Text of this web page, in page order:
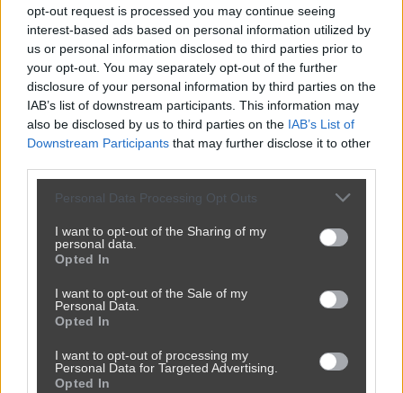
opt-out request is processed you may continue seeing
interest-based ads based on personal information utilized by
us or personal information disclosed to third parties prior to
your opt-out. You may separately opt-out of the further
disclosure of your personal information by third parties on the
IAB’s list of downstream participants. This information may
also be disclosed by us to third parties on the IAB’s List of
Downstream Participants that may further disclose it to other
Personal Data Processing Opt Outs
I want to opt-out of the Sharing of my
personal data.
Opted In
I want to opt-out of the Sale of my
Personal Data.
Opted In
I want to opt-out of processing my
Personal Data for Targeted Advertising.
Opted In
Sztuka negocjacji
2980 1 Śmieszne